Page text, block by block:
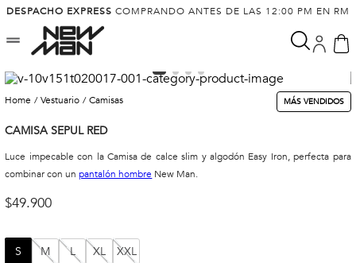
DESPACHO EXPRESS COMPRANDO ANTES DE LAS 12:00 PM EN RM
vestuario camisas MÁS VENDIDOS
CAMISA SEPUL RED
Luce impecable con la Camisa de calce slim y algodón Easy Iron, perfecta para
combinar con unpantalón hombre New Man.
$49.900
S M L XL XXL